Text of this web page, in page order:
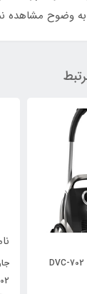
وضوح مشاهده
جاروبرقی داتیس مدل DVC-702